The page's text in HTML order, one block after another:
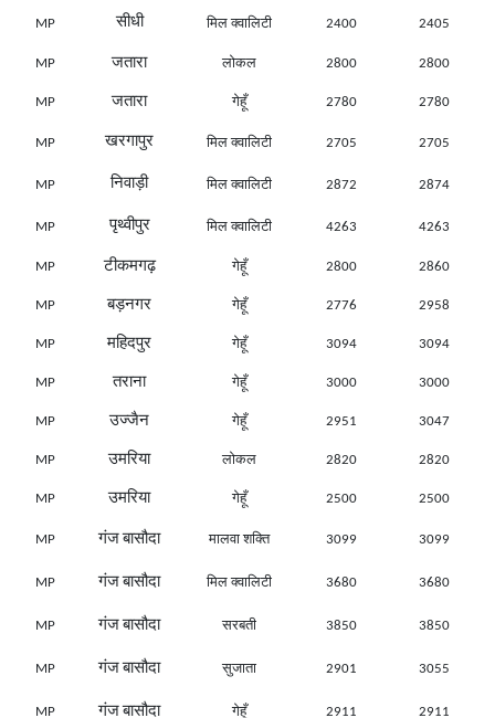
MP सीधी मिल क्वालिटी 2400 2405
MP जतारा लोकल 2800 2800
MP जतारा गेहूँ 2780 2780
MP खरगापुर मिल क्वालिटी 2705 2705
MP निवाड़ी मिल क्वालिटी 2872 2874
MP पृथ्वीपुर मिल क्वालिटी 4263 4263
MP टीकमगढ़ गेहूँ 2800 2860
MP बड़नगर गेहूँ 2776 2958
MP महिदपुर गेहूँ 3094 3094
MP तराना गेहूँ 3000 3000
MP उज्जैन गेहूँ 2951 3047
MP उमरिया लोकल 2820 2820
MP उमरिया गेहूँ 2500 2500
MP गंज बासौदा मालवा शक्ति 3099 3099
MP गंज बासौदा मिल क्वालिटी 3680 3680
MP गंज बासौदा सरबती 3850 3850
MP गंज बासौदा सुजाता 2901 3055
MP गंज बासौदा गेहूँ 2911 2911